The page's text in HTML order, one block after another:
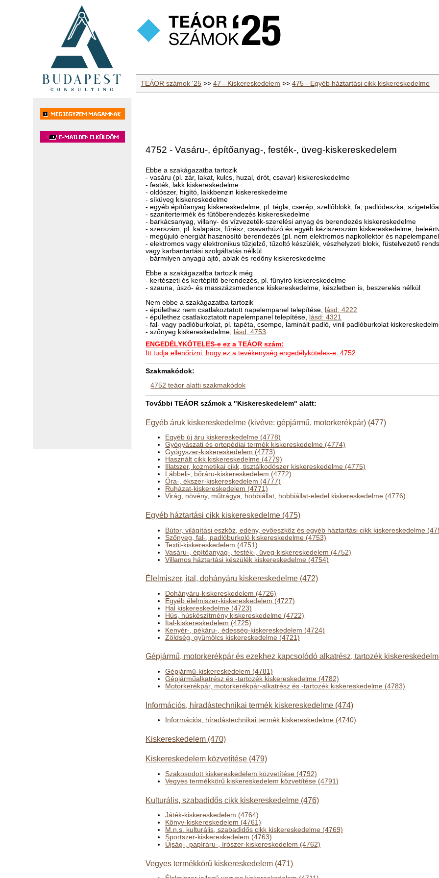
TEÁOR számok '25 >>47 - Kiskereskedelem >>475 - Egyéb háztartási cikk kiskereskedelme
4752 - Vasáru-, építőanyag-, festék-, üveg-kiskereskedelem
Ebbe a szakágazatba tartozik
- vasáru (pl. zár, lakat, kulcs, huzal, drót, csavar) kiskereskedelme
- festék, lakk kiskereskedelme
- oldószer, higító, lakkbenzin kiskereskedelme
- síküveg kiskereskedelme
- egyéb építőanyag kiskereskedelme, pl. tégla, cserép, szellőblokk, fa, padlódeszka,
- szanitertermék és fűtőberendezés kiskereskedelme
- barkácsanyag, villany- és vízvezeték-szerelési anyag és berendezés kiskereskedelme
- szerszám, pl. kalapács, fűrész, csavarhúzó és egyéb kéziszerszám kiskereskedelme,
- megújuló energiát hasznosító berendezés (pl. nem elektromos napkollektor és
- elektromos vagy elektronikus tűzjelző, tűzoltó készülék, vészhelyzeti blokk, füstelvezető
vagy karbantartási szolgáltatás nélkül
- bármilyen anyagú ajtó, ablak és redőny kiskereskedelme
Ebbe a szakágazatba tartozik még
- kertészeti és kertépítő berendezés, pl. fűnyíró kiskereskedelme
- szauna, úszó- és masszázsmedence kiskereskedelme, készletben is, beszerelés nélkül
Nem ebbe a szakágazatba tartozik
- épülethez nem csatlakoztatott napelempanel telepítése, lásd: 4222
- épülethez csatlakoztatott napelempanel telepítése, lásd: 4321
- fal- vagy padlóburkolat, pl. tapéta, csempe, laminált padló, vinil padlóburkolat
- szőnyeg kiskereskedelme, lásd: 4753
ENGEDÉLYKÖTELES-e ez a TEÁOR szám:
Itt tudja ellenőrizni, hogy ez a tevékenység engedélyköteles-e: 4752
Szakmakódok:
4752 teáor alatti szakmakódok
További TEÁOR számok a "Kiskereskedelem" alatt:
Egyéb áruk kiskereskedelme (kivéve: gépjármű, motorkerékpár) (477)
Egyéb új áru kiskereskedelme (4778)
Gyógyászati és ortopédiai termék kiskereskedelme (4774)
Gyógyszer-kiskereskedelem (4773)
Használt cikk kiskereskedelme (4779)
Illatszer, kozmetikai cikk, tisztálkodószer kiskereskedelme (4775)
Lábbeli-, bőráru-kiskereskedelem (4772)
Óra-, ékszer-kiskereskedelem (4777)
Ruházat-kiskereskedelem (4771)
Virág, növény, műtrágya, hobbiállat, hobbiállat-eledel kiskereskedelme (4776)
Egyéb háztartási cikk kiskereskedelme (475)
Bútor, világítási eszköz, edény, evőeszköz és egyéb háztartási cikk kiskereskedelme
Szőnyeg, fal-, padlóburkoló kiskereskedelme (4753)
Textil-kiskereskedelem (4751)
Vasáru-, építőanyag-, festék-, üveg-kiskereskedelem (4752)
Villamos háztartási készülék kiskereskedelme (4754)
Élelmiszer, ital, dohányáru kiskereskedelme (472)
Dohányáru-kiskereskedelem (4726)
Egyéb élelmiszer-kiskereskedelem (4727)
Hal kiskereskedelme (4723)
Hús, húskészítmény kiskereskedelme (4722)
Ital-kiskereskedelem (4725)
Kenyér-, pékáru-, édesség-kiskereskedelem (4724)
Zöldség, gyümölcs kiskereskedelme (4721)
Gépjármű, motorkerékpár és ezekhez kapcsolódó alkatrész, tartozék
Gépjármű-kiskereskedelem (4781)
Gépjárműalkatrész és -tartozék kiskereskedelme (4782)
Motorkerékpár, motorkerékpár-alkatrész és -tartozék kiskereskedelme (4783)
Információs, híradástechnikai termék kiskereskedelme (474)
Információs, híradástechnikai termék kiskereskedelme (4740)
Kiskereskedelem (470)
Kiskereskedelem közvetítése (479)
Szakosodott kiskereskedelem közvetítése (4792)
Vegyes termékkörű kiskereskedelem közvetítése (4791)
Kulturális, szabadidős cikk kiskereskedelme (476)
Játék-kiskereskedelem (4764)
Könyv-kiskereskedelem (4761)
M.n.s. kulturális, szabadidős cikk kiskereskedelme (4769)
Sportszer-kiskereskedelem (4763)
Újság-, papíráru-, írószer-kiskereskedelem (4762)
Vegyes termékkörű kiskereskedelem (471)